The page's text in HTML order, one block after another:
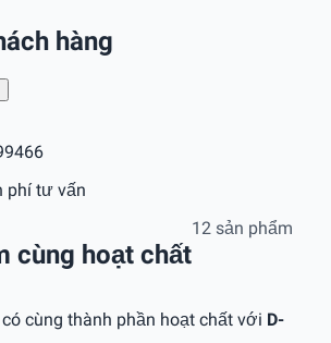
hàng
phí tư vấn
cùng hoạt chất
12 sản phẩm
cùng thành phần hoạt chất với D-